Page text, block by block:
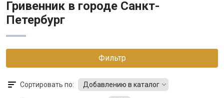
Гривенник в городе Санкт-
Петербург
Фильтр
Сортировать по: Добавлению в каталог